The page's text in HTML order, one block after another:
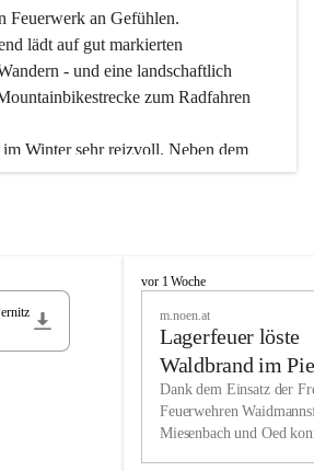
Feuerwerk an Gefühlen.
lädt auf gut markierten
- und eine landschaftlich
zum Radfahren
Winter sehr reizvoll. Neben dem
es auf dem nahe gelegenen Unterberg
die zum Schifahren oder
Kulturvereine.
selbst, dass Sie in Miesenbach sowie
Gaststätten und urigen
als lebens- und liebenswerten Ort.
werden ebenso groß geschrieben
M
h
vor 1 Woche
m.noen.at
Lagerfeuer löste
Waldbrand im
aus
Dank dem Einsatz der
Feuerwehren
Miesenbach und Oed